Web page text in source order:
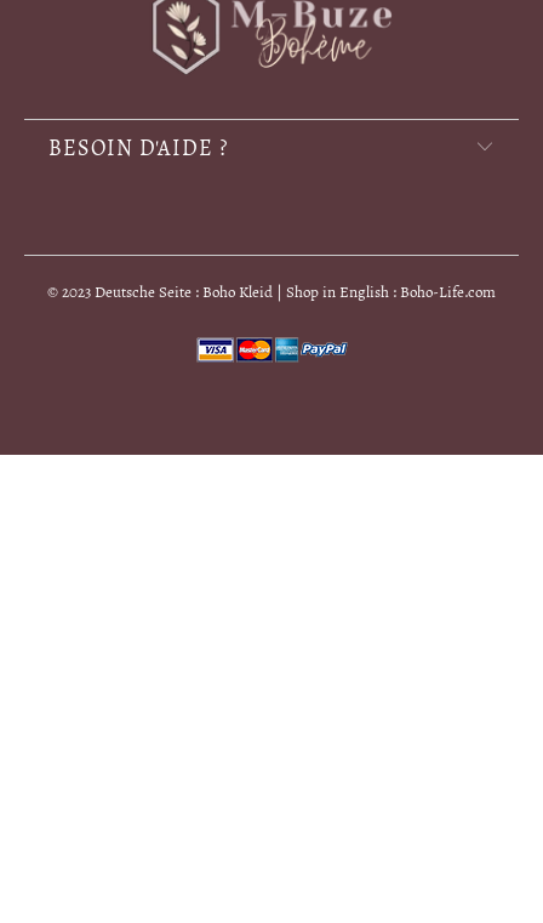
BESOIN D'AIDE ?
© 2023 Deutsche Seite : Boho Kleid | Shop in English : Boho-Life.com